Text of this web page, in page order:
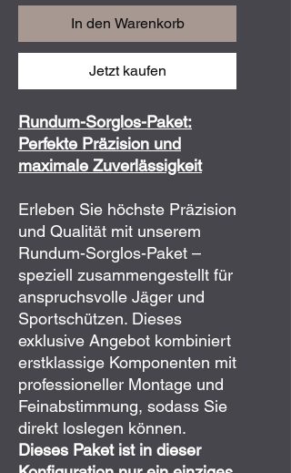
In den Warenkorb
Jetzt kaufen
Rundum-Sorglos-Paket:
Perfekte Präzision und
maximale Zuverlässigkeit
Erleben Sie höchste Präzision
und Qualität mit unserem
Rundum-Sorglos-Paket –
speziell zusammengestellt für
anspruchsvolle Jäger und
Sportschützen. Dieses
exklusive Angebot kombiniert
erstklassige Komponenten mit
professioneller Montage und
Feinabstimmung, sodass Sie
direkt loslegen können.
Dieses Paket ist in dieser